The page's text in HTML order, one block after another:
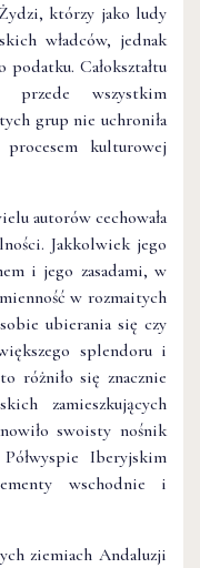
którzy jako ludy
władców, jednak
podatku. Całokształtu
przede wszystkim
grup nie uchroniła
kulturowej
autorów cechowała
Jakkolwiek jego
i jego zasadami, w
w rozmaitych
ubierania się czy
splendoru i
różniło się znacznie
zamieszkujących
swoisty nośnik
Iberyjskim
wschodnie i
ziemiach Andaluzji